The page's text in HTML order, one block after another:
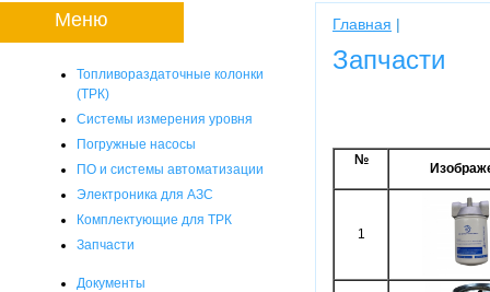
Меню
Топливораздаточные колонки
(ТРК)
Системы измерения уровня
Погружные насосы
ПО и системы автоматизации
Электроника для АЗС
Комплектующие для ТРК
Запчасти
Документы
Главная |
Запчасти
№
1